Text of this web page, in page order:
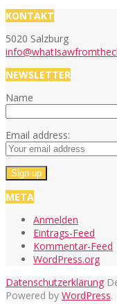
KONTAKT
5020 Salzburg
NEWSLETTER
Name
Email address:
META
Anmelden
Eintrags-Feed
Kommentar-Feed
WordPress.org
Datenschutzerklärung
Powered by WordPress.